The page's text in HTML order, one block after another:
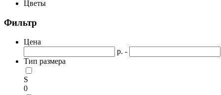
Цветы
Фильтр
Цена
р. -
Тип размера
S
0